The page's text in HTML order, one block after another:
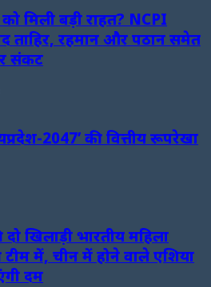
मिली बड़ी राहत? NCPI
ताहिर, रहमान और पठान समेत
संकट
2047’ की वित्तीय रूपरेखा
खिलाड़ी भारतीय महिला
टीम में, चीन में होने वाले एशिया
दम